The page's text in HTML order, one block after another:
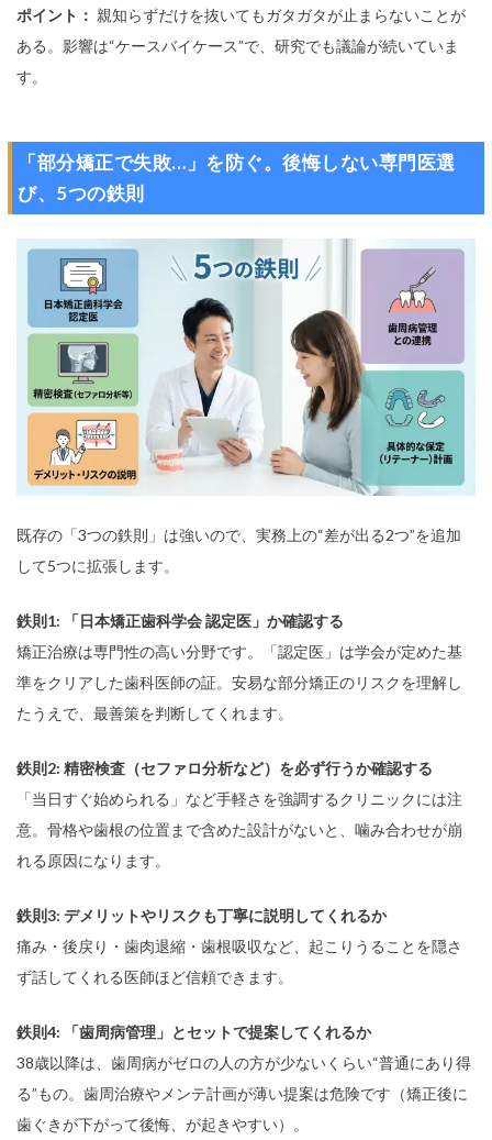
ポイント： 親知らずだけを抜いてもガタガタが止まらないことが
ある。影響は“ケースバイケース”で、研究でも議論が続いていま
す。
「部分矯正で失敗…」を防ぐ。後悔しない専門医選
び、5つの鉄則
既存の「3つの鉄則」は強いので、実務上の“差が出る2つ”を追加
して5つに拡張します。
鉄則1: 「日本矯正歯科学会 認定医」か確認する
矯正治療は専門性の高い分野です。「認定医」は学会が定めた基
準をクリアした歯科医師の証。安易な部分矯正のリスクを理解し
たうえで、最善策を判断してくれます。
鉄則2: 精密検査（セファロ分析など）を必ず行うか確認する
「当日すぐ始められる」など手軽さを強調するクリニックには注
意。骨格や歯根の位置まで含めた設計がないと、噛み合わせが崩
れる原因になります。
鉄則3: デメリットやリスクも丁寧に説明してくれるか
痛み・後戻り・歯肉退縮・歯根吸収など、起こりうることを隠さ
ず話してくれる医師ほど信頼できます。
鉄則4: 「歯周病管理」とセットで提案してくれるか
38歳以降は、歯周病がゼロの人の方が少ないくらい“普通にあり得
る”もの。歯周治療やメンテ計画が薄い提案は危険です（矯正後に
歯ぐきが下がって後悔、が起きやすい）。